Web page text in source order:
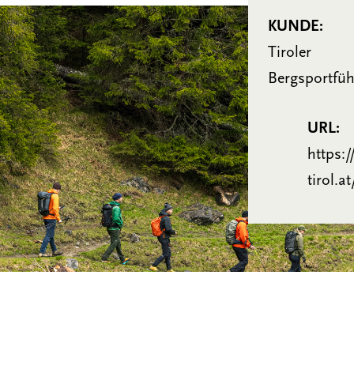
KUNDE:
Tiroler
URL: